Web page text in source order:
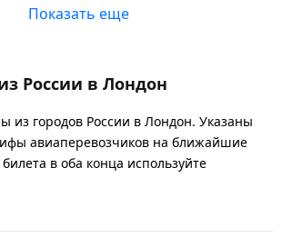
Показать еще
России в Лондон
из городов России в Лондон. Указаны
авиаперевозчиков на ближайшие
в оба конца используйте